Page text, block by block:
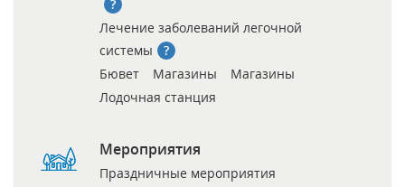
Лечение заболеваний легочной
системы
Бювет
Магазины
Магазины
Лодочная станция
Мероприятия
Праздничные мероприятия